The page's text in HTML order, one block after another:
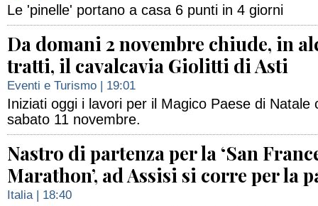
Le 'pinelle' portano a casa 6 punti in 4 giorni
Da domani 2 novembre chiude, in
tratti, il cavalcavia Giolitti di Asti
Eventi e Turismo | 19:01
Iniziati oggi i lavori per il Magico Paese di Natale
sabato 11 novembre.
Nastro di partenza per la ‘San
Marathon’, ad Assisi si corre per la
Italia| 18:40